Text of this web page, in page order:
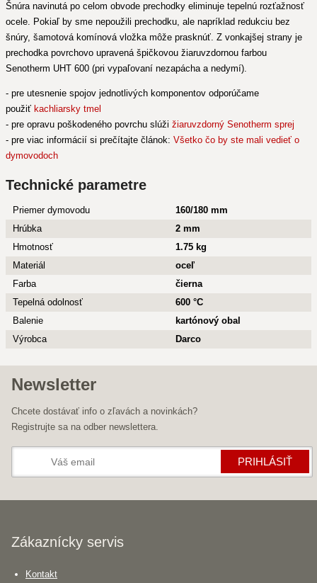
Šnúra navinutá po celom obvode prechodky eliminuje tepelnú rozťažnosť
ocele. Pokiaľ by sme nepoužili prechodku, ale napríklad redukciu bez
šnúry, šamotová komínová vložka môže prasknúť. Z vonkajšej strany je
prechodka povrchovo upravená špičkovou žiaruvzdornou farbou
Senotherm UHT 600 (pri vypaľovaní nezapácha a nedymí).
- pre utesnenie spojov jednotlivých komponentov odporúčame
použiť kachliarsky tmel
- pre opravu poškodeného povrchu slúži žiaruvzdorný Senotherm sprej
- pre viac informácií si prečítajte článok: Všetko čo by ste mali vedieť o
dymovodoch
Technické parametre
Priemer dymovodu
160/180 mm
Hrúbka
2 mm
Hmotnosť
1.75 kg
Materiál
oceľ
Farba
čierna
Tepelná odolnosť
600 °C
Balenie
kartónový obal
Výrobca
Darco
Newsletter
Chcete dostávať info o zľavách a novinkách?
Registrujte sa na odber newslettera.
PRIHLÁSIŤ
Zákaznícky servis
Kontakt